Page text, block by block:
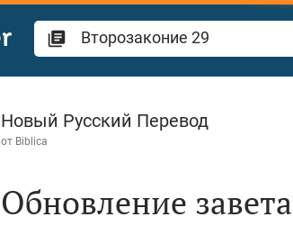
Второзаконие 29
Новый Русский Перевод
от Biblica
Обновление завета